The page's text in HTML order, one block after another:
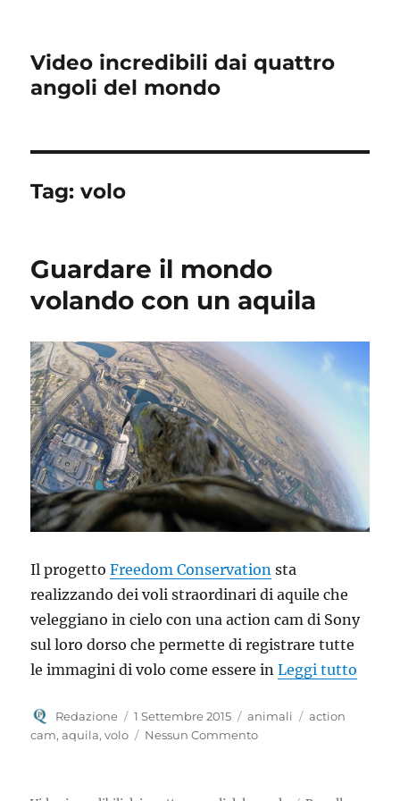
Video incredibili dai quattro
angoli del mondo
Tag:volo
Guardare il mondo
volando con un aquila
Il progettoFreedom Conservation sta
realizzando dei voli straordinari di aquile che
veleggiano in cielo con una action cam di Sony
sul loro dorso che permette di registrare tutte
le immagini di volo come essere inLeggi tutto
Autore
Redazione
Pubblicato
il
1 Settembre 2015 Categorie
animali Tag
action
cam,aquila,volo Nessun Commento